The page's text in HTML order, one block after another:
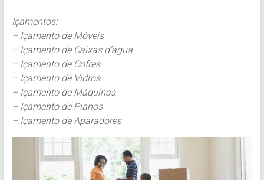
Içamentos:
– Içamento de Móveis
– Içamento de Caixas d’agua
– Içamento de Cofres
– Içamento de Vidros
– Içamento de Máquinas
– Içamento de Pianos
– Içamento de Aparadores